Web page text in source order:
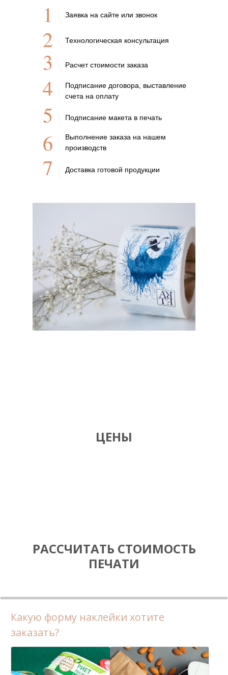
Заявка на сайте или звонок
Технологическая консультация
Расчет стоимости заказа
Подписание договора, выставление
счета на оплату
Подписание макета в печать
Выполнение заказа на нашем
производств
Доставка готовой продукции
1
2
3
4
5
6
7
ЦЕНЫ
РАССЧИТАТЬ СТОИМОСТЬ
ПЕЧАТИ
Какую форму наклейки хотите
заказать?